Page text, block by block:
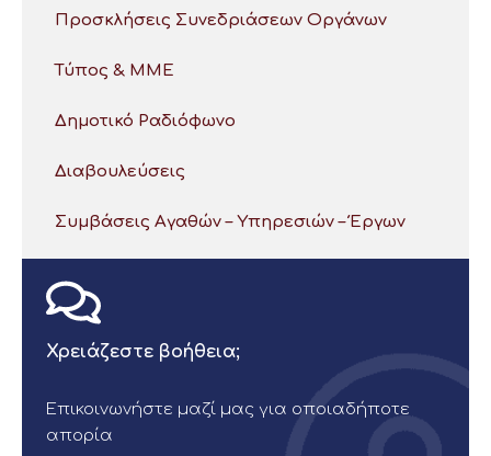
Προσκλήσεις Συνεδριάσεων Οργάνων
Τύπος & ΜΜΕ
Δημοτικό Ραδιόφωνο
Διαβουλεύσεις
Συμβάσεις Αγαθών – Υπηρεσιών – Έργων
Χρειάζεστε βοήθεια;
Επικοινωνήστε μαζί μας για οποιαδήποτε
απορία